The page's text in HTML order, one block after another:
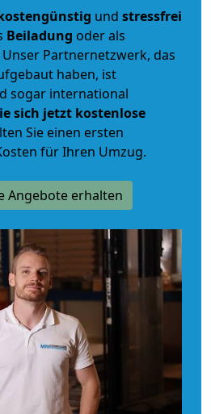
und stressfrei
Beiladung oder als
Unser Partnernetzwerk, das
haben, ist
sogar international
sich jetzt kostenlose
Sie einen ersten
für Ihren Umzug.
Angebote erhalten